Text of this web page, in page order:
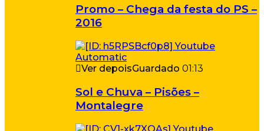
Promo – Chega da festa do PS –
2016
Ver depoisGuardado 01:13
Sol e Chuva – Pisões –
Montalegre